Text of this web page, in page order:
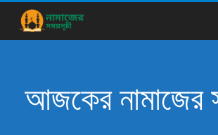
আজকের নামাজের